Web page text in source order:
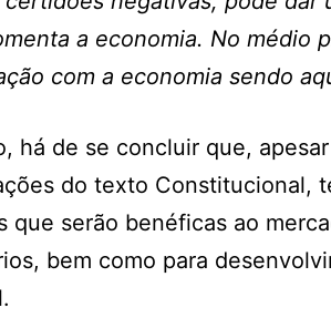
a economia. No médio
com a economia sendo
há de se concluir que,
do texto Constitucional,
que serão benéficas ao
bem como para